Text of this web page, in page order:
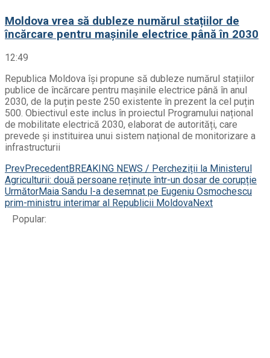
Moldova vrea să dubleze numărul stațiilor de
încărcare pentru mașinile electrice până în 2030
12:49
Republica Moldova își propune să dubleze numărul stațiilor
publice de încărcare pentru mașinile electrice până în anul
2030, de la puțin peste 250 existente în prezent la cel puțin
500. Obiectivul este inclus în proiectul Programului național
de mobilitate electrică 2030, elaborat de autorități, care
prevede și instituirea unui sistem național de monitorizare a
infrastructurii
PrevPrecedentBREAKING NEWS / Percheziții la Ministerul
Agriculturii: două persoane reținute într-un dosar de corupție
UrmătorMaia Sandu l-a desemnat pe Eugeniu Osmochescu
prim-ministru interimar al Republicii MoldovaNext
Popular: